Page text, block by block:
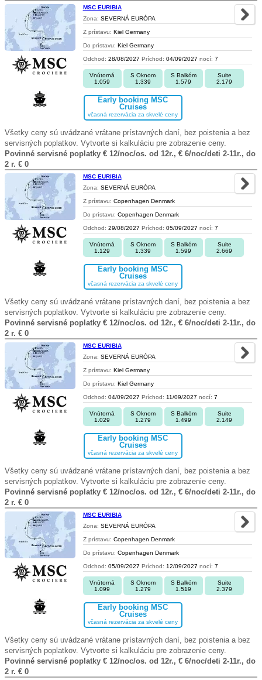
MSC EURIBIA
Zona: SEVERNÁ EURÓPA
Z prístavu: Kiel Germany
Do prístavu: Kiel Germany
Odchod: 28/08/2027 Príchod: 04/09/2027 nocí: 7
Vnútorná
1.059
S Oknom
1.339
S Balkóm
1.579
Suite
2.179
Early booking MSC
Cruises
včasná rezervácia za skvelé ceny
Všetky ceny sú uvádzané vrátane prístavných daní, bez poistenia a bez
servisných poplatkov. Vytvorte si kalkuláciu pre zobrazenie ceny.
Povinné servisné poplatky € 12/noc/os. od 12r., € 6/noc/deti 2-11r., do
2 r. € 0
MSC EURIBIA
Zona: SEVERNÁ EURÓPA
Z prístavu: Copenhagen Denmark
Do prístavu: Copenhagen Denmark
Odchod: 29/08/2027 Príchod: 05/09/2027 nocí: 7
Vnútorná
1.129
S Oknom
1.339
S Balkóm
1.599
Suite
2.669
Early booking MSC
Cruises
včasná rezervácia za skvelé ceny
Všetky ceny sú uvádzané vrátane prístavných daní, bez poistenia a bez
servisných poplatkov. Vytvorte si kalkuláciu pre zobrazenie ceny.
Povinné servisné poplatky € 12/noc/os. od 12r., € 6/noc/deti 2-11r., do
2 r. € 0
MSC EURIBIA
Zona: SEVERNÁ EURÓPA
Z prístavu: Kiel Germany
Do prístavu: Kiel Germany
Odchod: 04/09/2027 Príchod: 11/09/2027 nocí: 7
Vnútorná
1.029
S Oknom
1.279
S Balkóm
1.499
Suite
2.149
Early booking MSC
Cruises
včasná rezervácia za skvelé ceny
Všetky ceny sú uvádzané vrátane prístavných daní, bez poistenia a bez
servisných poplatkov. Vytvorte si kalkuláciu pre zobrazenie ceny.
Povinné servisné poplatky € 12/noc/os. od 12r., € 6/noc/deti 2-11r., do
2 r. € 0
MSC EURIBIA
Zona: SEVERNÁ EURÓPA
Z prístavu: Copenhagen Denmark
Do prístavu: Copenhagen Denmark
Odchod: 05/09/2027 Príchod: 12/09/2027 nocí: 7
Vnútorná
1.099
S Oknom
1.279
S Balkóm
1.519
Suite
2.379
Early booking MSC
Cruises
včasná rezervácia za skvelé ceny
Všetky ceny sú uvádzané vrátane prístavných daní, bez poistenia a bez
servisných poplatkov. Vytvorte si kalkuláciu pre zobrazenie ceny.
Povinné servisné poplatky € 12/noc/os. od 12r., € 6/noc/deti 2-11r., do
2 r. € 0